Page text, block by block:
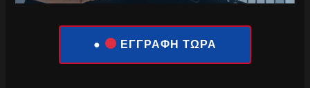
● ΕΓΓΡΑΦΗ ΤΩΡΑ